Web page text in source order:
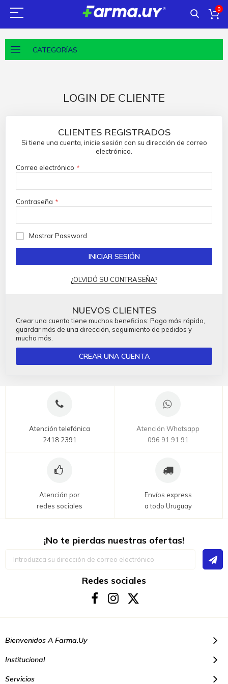
0
CATEGORÍAS
LOGIN DE CLIENTE
CLIENTES REGISTRADOS
Si tiene una cuenta, inicie sesión con su dirección de correo
electrónico.
Correo electrónico
Contraseña
Mostrar Password
INICIAR SESIÓN
¿OLVIDÓ SU CONTRASEÑA?
NUEVOS CLIENTES
Crear una cuenta tiene muchos beneficios: Pago más rápido,
guardar más de una dirección, seguimiento de pedidos y
mucho más.
CREAR UNA CUENTA
Atención telefónica
2418 2391
Atención Whatsapp
096 91 91 91
Atención por
redes sociales
Envíos express
a todo Uruguay
¡No te pierdas nuestras ofertas!
Redes sociales
Bienvenidos A Farma.uy
Institucional
Servicios